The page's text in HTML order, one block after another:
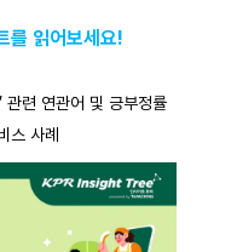
를 읽어보세요!
관련 연관어 및 긍부정률
스 사례